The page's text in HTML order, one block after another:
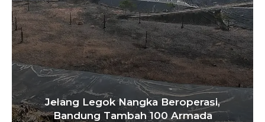
Masuki Bulan Kemerdekaan,
Bandung Minta ASN Perkuat